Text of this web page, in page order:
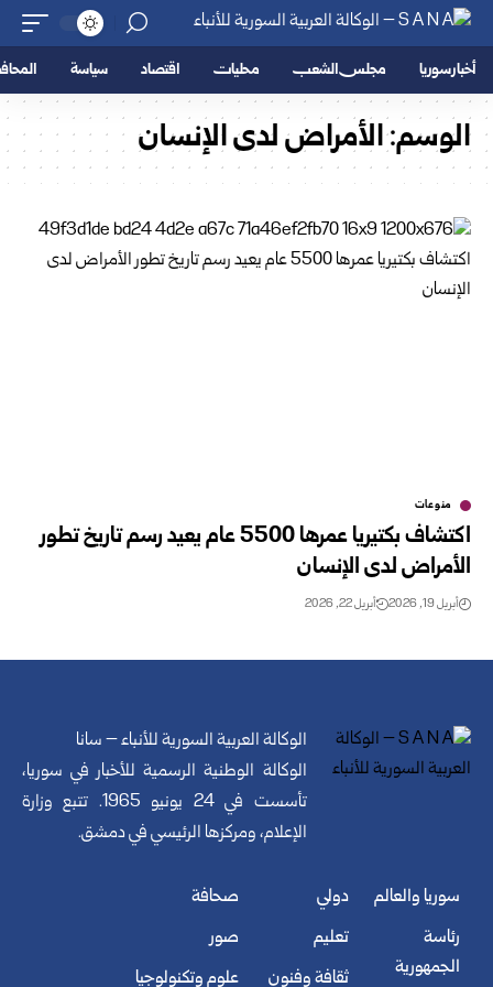
أخبار سوريا مجلس الشعب محليات اقتصاد سياسة
الوسم:الأمراض لدى الإنسان
منوعات
اكتشاف بكتيريا عمرها 5500 عام يعيد رسم تاريخ تطور
الأمراض لدى الإنسان
أبريل 19, 2026 أبريل 22, 2026
الوكالة العربية السورية للأنباء – سانا
الوكالة الوطنية الرسمية للأخبار في سوريا،
تأسست في 24 يونيو 1965. تتبع وزارة
الإعلام، ومركزها الرئيسي في دمشق.
سوريا والعالم
رئاسة
الجمهورية
دولي
تعليم
ثقافة وفنون
صحافة
صور
علوم وتكنولوجيا